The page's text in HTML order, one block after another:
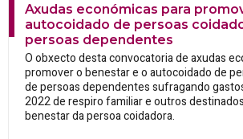
Axudas económicas para
autocoidado de persoas
persoas dependentes
O obxecto desta convocatoria de axudas
promover o benestar e o autocoidado de
de persoas dependentes sufragando
2022 de respiro familiar e outros
benestar da persoa coidadora.